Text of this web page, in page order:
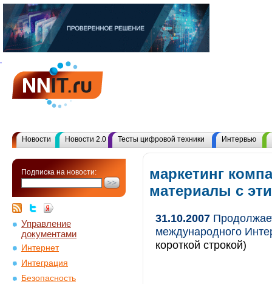
Новости Новости 2.0 Тесты цифровой техники Интервью
Подписка на новости:
Управление
документами
Интернет
Интеграция
Безопасность
маркетинг
материалы с
31.10.2007
международного
короткой строкой)